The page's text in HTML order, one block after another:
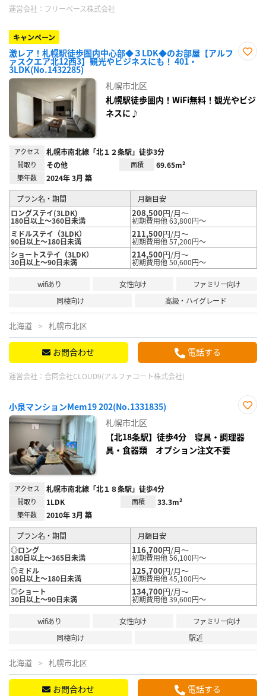
運営会社： フリーベース株式会社
キャンペーン
激レア！札幌駅徒歩圏内中心部◆３LDK◆のお部屋【アルフ
ァスクエア北12西3】観光やビジネスにも！ 401・
3LDK(No.1432285)
札幌市北区
札幌駅徒歩圏内！WiFi無料！観光やビジ
ネスに♪
アクセス 札幌市南北線「北１２条駅」徒歩3分
間取り その他 面積 69.65m²
築年数 2024年 3月 築
プラン名・期間
月額目安
ロングステイ(3LDK)
180日以上～360日未満
208,500円/月～
初期費用他 63,800円～
ミドルステイ（3LDK）
90日以上～180日未満
211,500円/月～
初期費用他 57,200円～
ショートステイ（3LDK）
30日以上～90日未満
214,500円/月～
初期費用他 50,600円～
wifiあり 女性向け
ファミリー向け
同棲向け
高級・ハイグレード
北海道 札幌市北区
お問合わせ 電話する
運営会社： 合同会社CLOUD9(アルファコート株式会社)
小泉マンションMem19 202(No.1331835)
り登
録
札幌市北区
【北18条駅】徒歩4分 寝具・調理器
具・食器類 オプション注文不要
アクセス 札幌市南北線「北１８条駅」徒歩4分
間取り 1LDK 面積 33.3m²
築年数 2010年 3月 築
プラン名・期間
月額目安
◎ロング
180日以上～365日未満
116,700円/月～
初期費用他 56,100円～
◎ミドル
90日以上～180日未満
125,700円/月～
初期費用他 45,100円～
◎ショート
30日以上～90日未満
134,700円/月～
初期費用他 39,600円～
wifiあり 女性向け
ファミリー向け
同棲向け
駅近
北海道 札幌市北区
お問合わせ 電話する